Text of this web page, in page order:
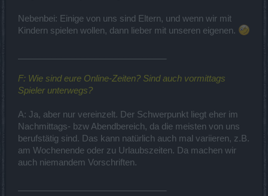
Nebenbei: Einige von uns sind Eltern, und wenn wir mit
Kindern spielen wollen, dann lieber mit unseren eigenen.
F: Wie sind eure Online-Zeiten? Sind auch vormittags
Spieler unterwegs?
A: Ja, aber nur vereinzelt. Der Schwerpunkt liegt eher im
Nachmittags- bzw Abendbereich, da die meisten von uns
berufstätig sind. Das kann natürlich auch mal variieren, z.B.
am Wochenende oder zu Urlaubszeiten. Da machen wir
auch niemandem Vorschriften.